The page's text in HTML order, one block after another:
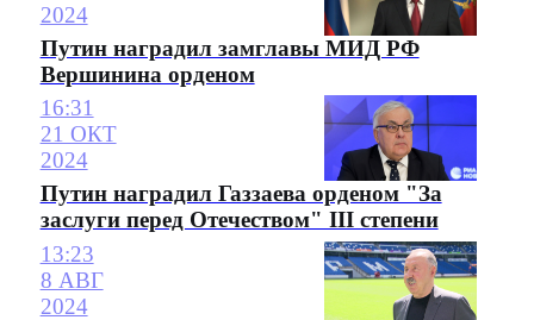
2024
Путин наградил замглавы МИД РФ
Вершинина орденом
16:31
21 ОКТ
2024
Путин наградил Газзаева орденом "За
заслуги перед Отечеством" III степени
13:23
8 АВГ
2024